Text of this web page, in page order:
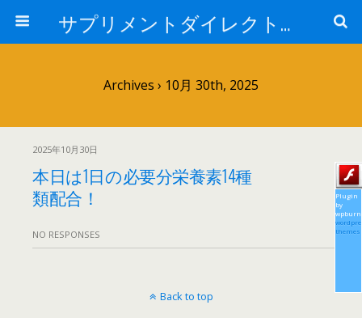
サプリメントダイレクトブログ
Archives › 10月 30th, 2025
2025年10月30日
本日は1日の必要分栄養素14種
類配合！
NO RESPONSES
Plugin
by
themes
Back to top